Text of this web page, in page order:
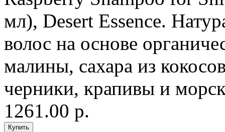
мл), Desert Essence.
волос на основе
малины, сахара из
черники, крапивы и
1261.00 р.